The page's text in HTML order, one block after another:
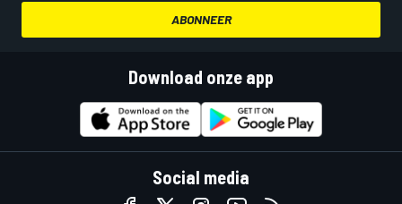
ABONNEER
Download onze app
Social media